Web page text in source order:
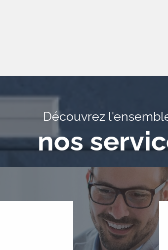
Découvrez
nos